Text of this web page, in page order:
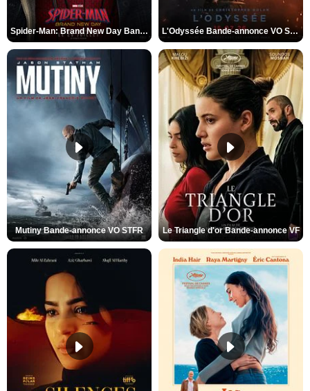
Spider-Man: Brand New Day Bande-annonce VO STFR L'Odyssée Bande-annonce VO STFR
Mutiny Bande-annonce VO STFR Le Triangle d'or Bande-annonce VF